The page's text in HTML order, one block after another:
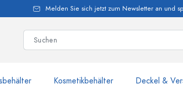
Melden Sie sich jetzt zum Newsletter an und
Kosmetikbehälter Deckel &